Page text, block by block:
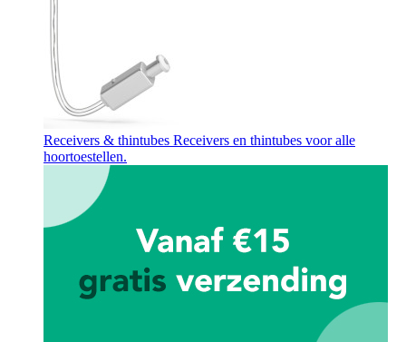
Receivers & thintubes Receivers en thintubes voor alle
hoortoestellen.